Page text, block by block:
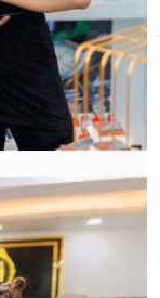
Các Loại
ỦNG HỘ
PHỐI CÁC